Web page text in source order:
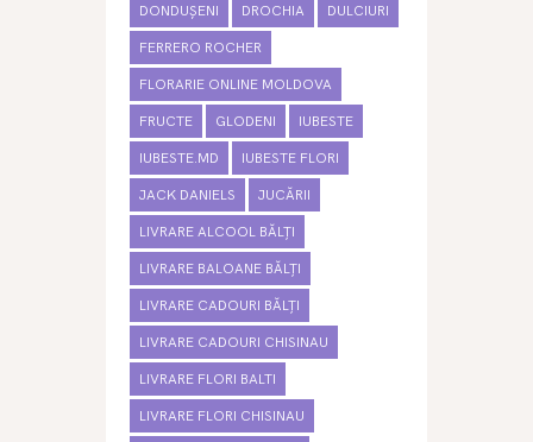
DONDUȘENI DROCHIA DULCIURI
FERRERO ROCHER
FLORARIE ONLINE MOLDOVA
FRUCTE GLODENI IUBESTE
IUBESTE.MD IUBESTE FLORI
JACK DANIELS JUCĂRII
LIVRARE ALCOOL BĂLȚI
LIVRARE BALOANE BĂLȚI
LIVRARE CADOURI BĂLȚI
LIVRARE CADOURI CHISINAU
LIVRARE FLORI BALTI
LIVRARE FLORI CHISINAU